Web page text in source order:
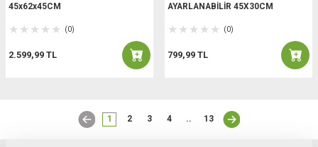
45x62x45CM
(0)
2.599,99 TL
AYARLANABİLİR 45X30CM
(0)
799,99 TL
1 2 3 4 .. 13